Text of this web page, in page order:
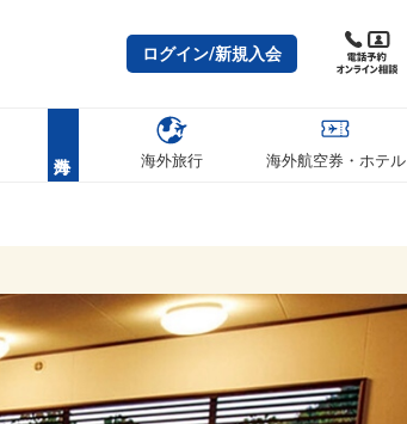
ログイン/新規入会
海外旅行 海外航空券・ホテル